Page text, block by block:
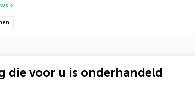
die voor u is onderhandeld